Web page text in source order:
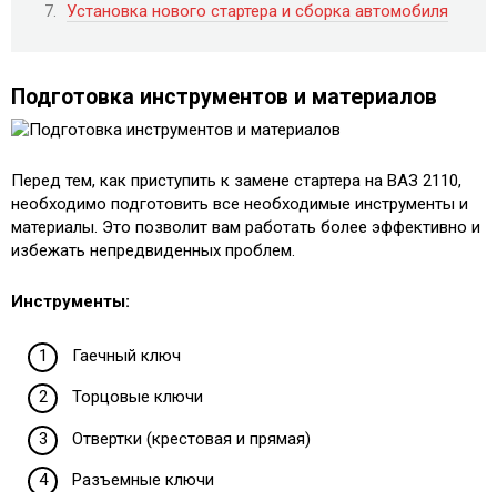
Установка нового стартера и сборка автомобиля
Подготовка инструментов и материалов
Перед тем, как приступить к замене стартера на ВАЗ 2110,
необходимо подготовить все необходимые инструменты и
материалы. Это позволит вам работать более эффективно и
избежать непредвиденных проблем.
Инструменты:
Гаечный ключ
Торцовые ключи
Отвертки (крестовая и прямая)
Разъемные ключи